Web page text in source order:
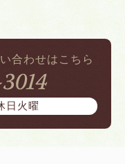
合わせはこちら
日火曜